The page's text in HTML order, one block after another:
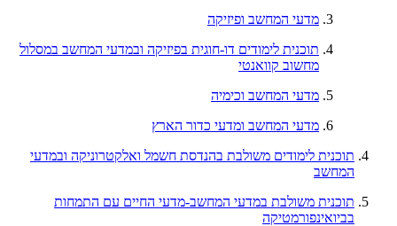
מדעי המחשב ופיזיקה
תוכנית לימודים דו-חוגית בפיזיקה ובמדעי המחשב במסלול
מחשוב קוואנטי
מדעי המחשב וכימיה
מדעי המחשב ומדעי כדור הארץ
תוכנית לימודים משולבת בהנדסת חשמל ואלקטרוניקה ובמדעי
המחשב
תוכנית משולבת במדעי המחשב-מדעי החיים עם התמחות
בביואינפורמטיקה